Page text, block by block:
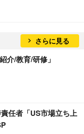
さらに見る
介/教育/研修」
任者「US市場立ち上